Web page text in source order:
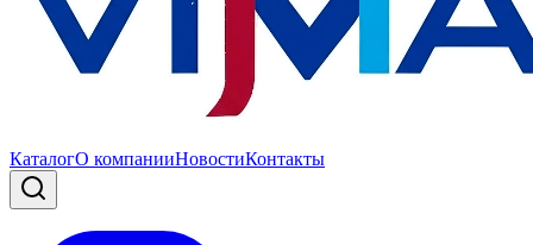
КаталогО компанииНовостиКонтакты